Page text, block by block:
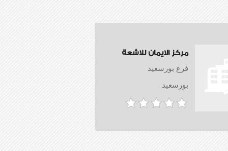
مركز الايمان للاشعة
فرع بورسعيد
بورسعيد